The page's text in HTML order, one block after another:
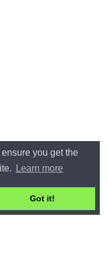
you get the
Learn more
Got it!